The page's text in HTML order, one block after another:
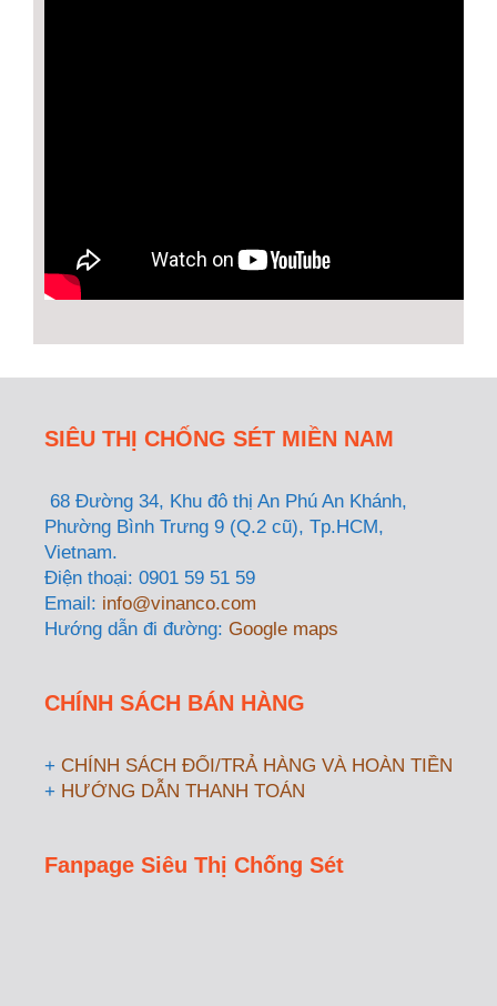
SIÊU THỊ CHỐNG SÉT MIỀN NAM
68 Đường 34, Khu đô thị An Phú An Khánh,
Phường Bình Trưng 9 (Q.2 cũ), Tp.HCM,
Vietnam.
Điện thoại: 0901 59 51 59
Email: info@vinanco.com
Hướng dẫn đi đường: Google maps
CHÍNH SÁCH BÁN HÀNG
+ CHÍNH SÁCH ĐỔI/TRẢ HÀNG VÀ HOÀN TIỀN
+ HƯỚNG DẪN THANH TOÁN
Fanpage Siêu Thị Chống Sét